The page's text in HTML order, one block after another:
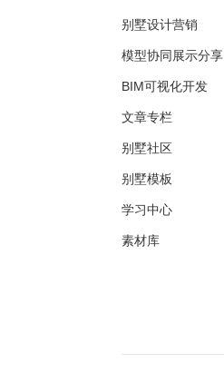
别墅设计营销
模型协同展示分享
BIM可视化开发
文章专栏
别墅社区
别墅模板
学习中心
素材库